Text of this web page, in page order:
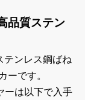
品質ステン
テンレス鋼ばね
ーです。
ーは以下で入手